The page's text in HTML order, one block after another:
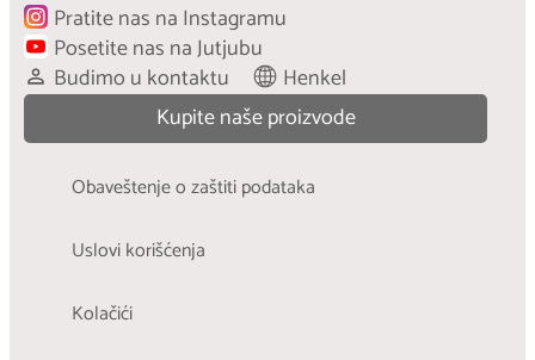
Pratite nas na Instagramu
Posetite nas na Jutjubu
Budimo u kontaktu
Henkel
Kupite naše proizvode
Obaveštenje o zaštiti podataka
Uslovi korišćenja
Kolačići